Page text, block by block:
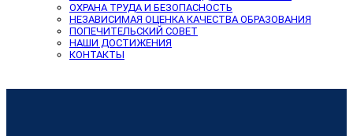
ОХРАНА ТРУДА И БЕЗОПАСНОСТЬ
НЕЗАВИСИМАЯ ОЦЕНКА КАЧЕСТВА ОБРАЗОВАНИЯ
ПОПЕЧИТЕЛЬСКИЙ СОВЕТ
НАШИ ДОСТИЖЕНИЯ
КОНТАКТЫ